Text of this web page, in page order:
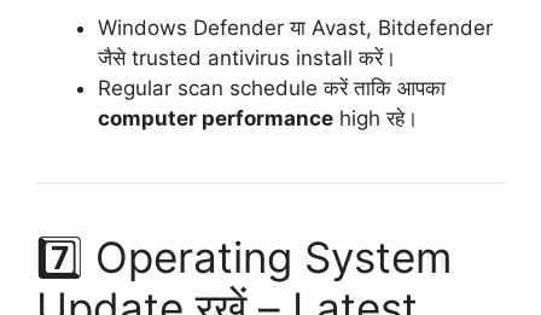
Windows Defender या Avast, Bitdefender
जैसे trusted antivirus install करें।
Regular scan schedule करें ताकि आपका
computer performance high रहे।
7️⃣ Operating System